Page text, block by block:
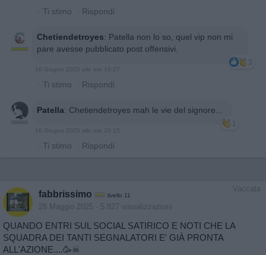
· Ti stimo · Rispondi
Chetiendetroyes: Patella non lo so, quel vip non mi
pare avesse pubblicato post offensivi.
3
16 Giugno 2025 alle ore 19:27
· Ti stimo · Rispondi
Patella: Chetiendetroyes mah le vie del signore...
1
16 Giugno 2025 alle ore 20:15
· Ti stimo · Rispondi
Vaccata
fabbrissimo livello 11
28 Maggio 2025 - 5.827 visualizzazioni
QUANDO ENTRI SUL SOCIAL SATIRICO E NOTI CHE LA
SQUADRA DEI TANTI SEGNALATORI E' GIÀ PRONTA
ALL'AZIONE....🥳☠